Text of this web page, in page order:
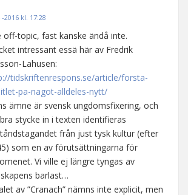
2016 kl. 17:28
off-topic, fast kanske ändå inte.
intressant essä här av Fredrik
Lahusen:
tidskriftenrespons.se/article/forsta-
pa-nagot-alldeles-nytt/
ämne är svensk ungdomsfixering, och
stycke in i texten identifieras
från just tysk kultur (efter
som en av förutsättningarna för
Vi ville ej längre tyngas av
barlast…
av ”Cranach” nämns inte explicit, men